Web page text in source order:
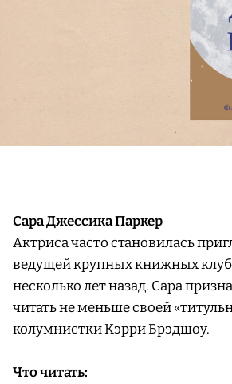
Сара Джессика Паркер
Актриса часто становилась
ведущей крупных книжных
несколько лет назад. Сара
читать не меньше своей
колумнистки Кэрри Брэдшоу.
Что читать: